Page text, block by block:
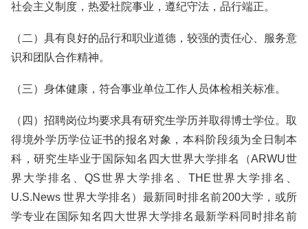
社会主义制度，热爱社院事业，遵纪守法，品行端正。
（二）具有良好的品行和职业道德，较强的责任心、服务意
识和团队合作精神。
（三）身体健康，符合事业单位工作人员体检相关标准。
（四）招聘岗位均要求具有研究生学历并取得博士学位。取
得境外学历学位证书的报名对象，本科阶段须为全日制本
科，研究生毕业于国际知名四大世界大学排名（ARWU世
界大学排名、QS世界大学排名、THE世界大学排名、
U.S.News 世界大学排名）最新同时排名前200大学，或所
学专业在国际知名四大世界大学排名最新学科同时排名前